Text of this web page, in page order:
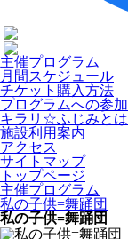
主催プログラム
月間スケジュール
チケット購入方法
プログラムへの参加
キラリ☆ふじみとは
施設利用案内
アクセス
サイトマップ
トップページ
主催プログラム
私の子供=舞踊団
私の子供=舞踊団